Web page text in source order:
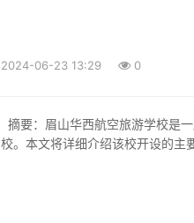
2024-06-23 13:29 0
校。本文将详细介绍该校开设的主